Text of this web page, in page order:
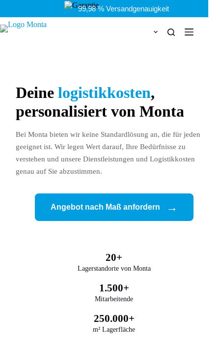
springen
99,98 % Versandgenauigkeit
Deine logistikkosten,
personalisiert von Monta
Bei Monta bieten wir keine Standardlösung an, die für jeden
geeignet ist. Wir legen Wert darauf, Ihre Bedürfnisse zu
verstehen und unsere Dienstleistungen und Logistikkosten
genau auf Sie abzustimmen.
Angebot nach Maß anfordern
20+
Lagerstandorte von Monta
1.500+
Mitarbeitende
250.000+
m² Lagerfläche